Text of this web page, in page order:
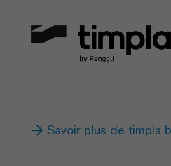
Savoir plus de timpla